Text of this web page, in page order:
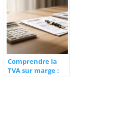
impact sur la
création
d’entreprise
avant 2010
Comprendre la
TVA sur marge :